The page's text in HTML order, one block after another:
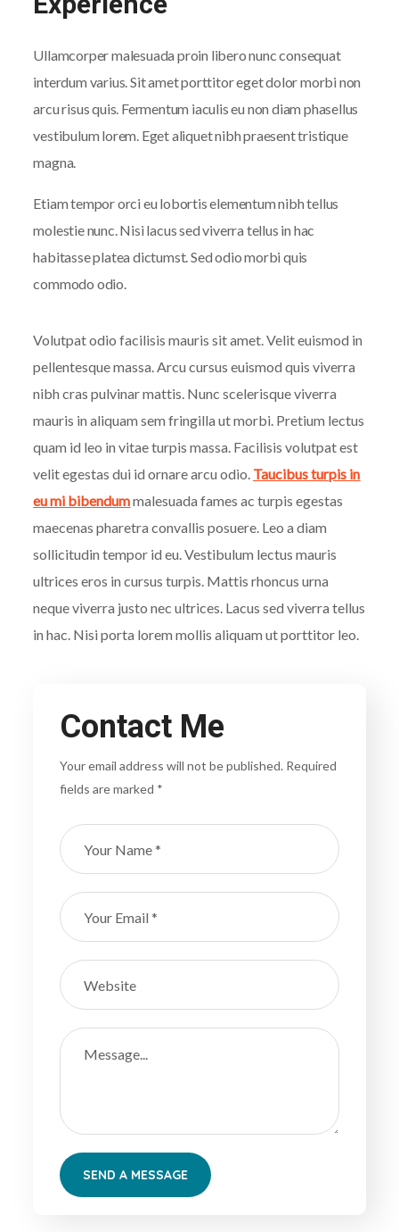
Ullamcorper malesuada proin libero nunc consequat
interdum varius. Sit amet porttitor eget dolor morbi non
arcu risus quis. Fermentum iaculis eu non diam phasellus
vestibulum lorem. Eget aliquet nibh praesent tristique
magna.
Etiam tempor orci eu lobortis elementum nibh tellus
molestie nunc. Nisi lacus sed viverra tellus in hac
habitasse platea dictumst. Sed odio morbi quis
commodo odio.
Volutpat odio facilisis mauris sit amet. Velit euismod in
pellentesque massa. Arcu cursus euismod quis viverra
nibh cras pulvinar mattis. Nunc scelerisque viverra
mauris in aliquam sem fringilla ut morbi. Pretium lectus
quam id leo in vitae turpis massa. Facilisis volutpat est
velit egestas dui id ornare arcu odio. Taucibus turpis in
eu mi bibendummalesuada fames ac turpis egestas
maecenas pharetra convallis posuere. Leo a diam
sollicitudin tempor id eu. Vestibulum lectus mauris
ultrices eros in cursus turpis. Mattis rhoncus urna
neque viverra justo nec ultrices. Lacus sed viverra tellus
in hac. Nisi porta lorem mollis aliquam ut porttitor leo.
Contact Me
Your email address will not be published. Required
fields are marked *